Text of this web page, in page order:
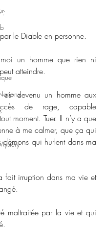
:
par le Diable en personne.
un homme que rien ni
atteindre.
est devenu un homme aux
de rage, capable
moment. Tuer. Il n’y a que
à me calmer, que ça qui
démons qui hurlent dans ma
fait irruption dans ma vie et
maltraitée par la vie et qui